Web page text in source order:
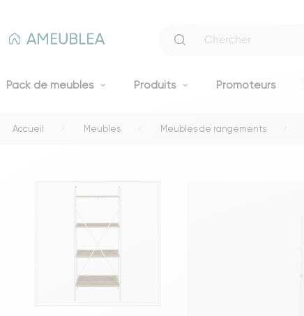
Pack de meubles Produits Promoteurs
Accueil Meubles Meubles de rangements